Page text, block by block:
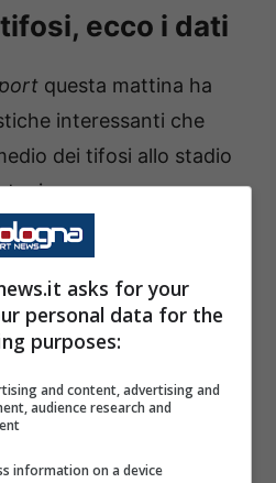
ecco i dati
questa mattina ha
interessanti che
dei tifosi allo stadio
TV sia aumentato il
una media di circa 6
a giornata, ciò che
sono i dati sui
paragoni, poiché non
asks for your
personal data for the
purposes:
and content, advertising and
audience research and
information on a device